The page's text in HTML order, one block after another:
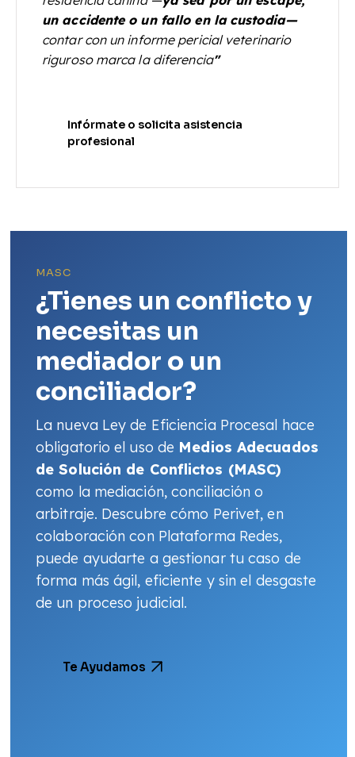
un accidente o un fallo en la custodia—
contar con un informe pericial veterinario
riguroso marca la diferencia"
Infórmate o solicita asistencia
profesional
MASC
¿Tienes un conflicto y
necesitas un
mediador o un
conciliador?
La nueva Ley de Eficiencia Procesal hace
obligatorio el uso de Medios Adecuados
de Solución de Conflictos (MASC)
como la mediación, conciliación o
arbitraje. Descubre cómo Perivet, en
colaboración con Plataforma Redes,
puede ayudarte a gestionar tu caso de
forma más ágil, eficiente y sin el desgaste
de un proceso judicial.
Te Ayudamos